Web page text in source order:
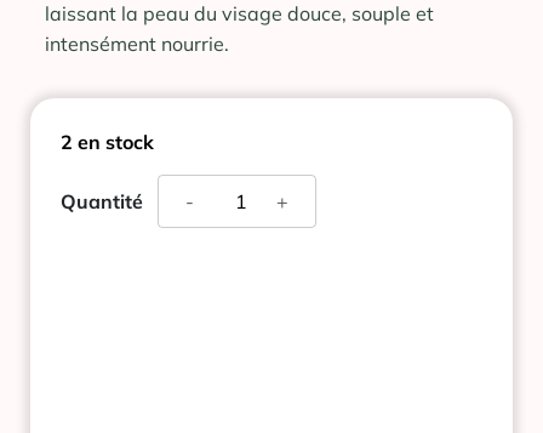
laissant la peau du visage douce, souple et
intensément nourrie.
2 en stock
Quantité +
quantité
-